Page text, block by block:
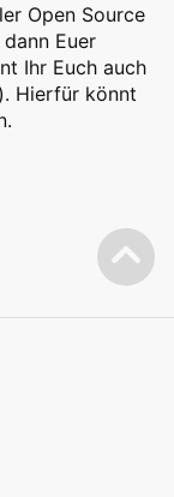
Open Source
Euer
Ihr Euch auch
Hierfür könnt